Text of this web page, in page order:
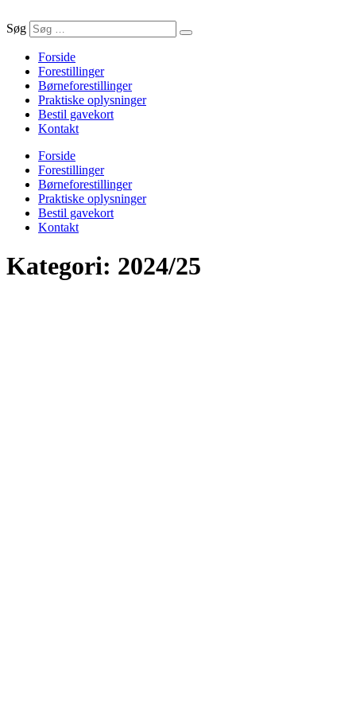
Søg
Forside
Forestillinger
Børneforestillinger
Praktiske oplysninger
Bestil gavekort
Kontakt
Forside
Forestillinger
Børneforestillinger
Praktiske oplysninger
Bestil gavekort
Kontakt
Kategori: 2024/25